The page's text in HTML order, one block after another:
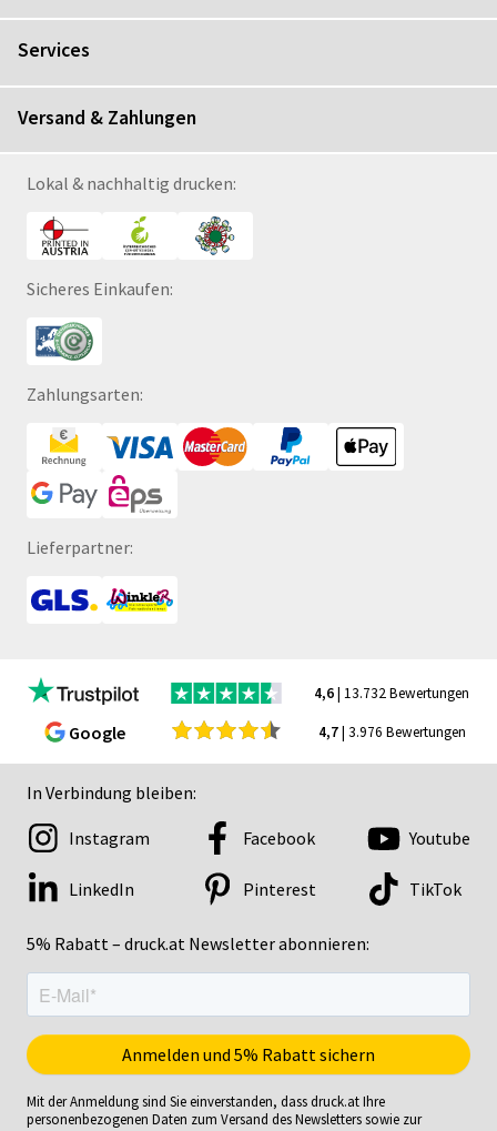
Services
Versand & Zahlungen
Lokal & nachhaltig drucken:
Sicheres Einkaufen:
Zahlungsarten:
Lieferpartner:
4,6| 13.732 Bewertungen
Google 4,7| 3.976 Bewertungen
In Verbindung bleiben:
5% Rabatt – druck.at Newsletter abonnieren:
Instagram Facebook Youtube
LinkedIn Pinterest TikTok
Mit der Anmeldung sind Sie einverstanden, dass druck.at Ihre
personenbezogenen Daten zum Versand des Newsletters sowie zur